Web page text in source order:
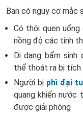
Ban có nguy cơ mắc
Có thói quen
nồng độ các tinh
Dị dạng bẩm
thể thoát ra bị tích
Người bị phì đại
quang khiến nước
được giải phóng